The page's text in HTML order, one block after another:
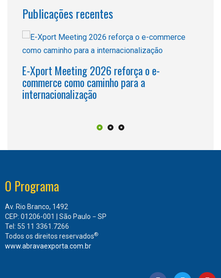
Publicações recentes
E-Xport Meeting 2026 reforça o e-
commerce como caminho para a
internacionalização
O Programa
Av. Rio Branco, 1492
CEP: 01206-001 | São Paulo − SP
Tel: 55 11 3361.7266
Todos os direitos reservados®
www.abravaexporta.com.br